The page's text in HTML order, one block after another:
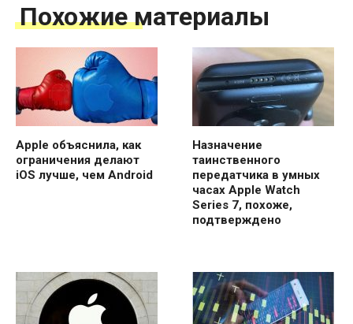
Похожие материалы
Apple объяснила, как
ограничения делают
iOS лучше, чем Android
Назначение
таинственного
передатчика в умных
часах Apple Watch
Series 7, похоже,
подтверждено